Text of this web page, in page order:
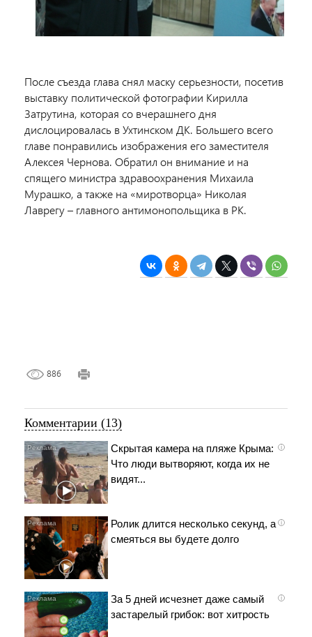
После съезда глава снял маску серьезности, посетив
выставку политической фотографии Кирилла
Затрутина, которая со вчерашнего дня
дислоцировалась в Ухтинском ДК. Большего всего
главе понравились изображения его заместителя
Алексея Чернова. Обратил он внимание и на
спящего министра здравоохранения Михаила
Мурашко, а также на «миротворца» Николая
Лаврегу – главного антимонопольщика в РК.
886
Комментарии (13)
i
Скрытая камера на пляже Крыма:
Что люди вытворяют, когда их не
видят...
i
Ролик длится несколько секунд, а
смеяться вы будете долго
i
За 5 дней исчезнет даже самый
застарелый грибок: вот хитрость